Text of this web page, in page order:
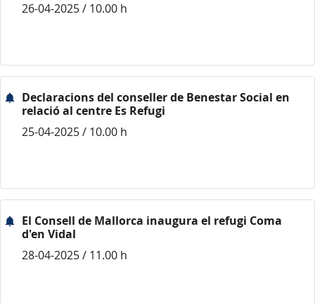
26-04-2025 / 10.00 h
Declaracions del conseller de Benestar Social en
relació al centre Es Refugi
25-04-2025 / 10.00 h
El Consell de Mallorca inaugura el refugi Coma
d'en Vidal
28-04-2025 / 11.00 h